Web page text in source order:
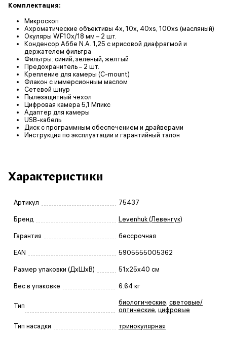
Комплектация:
Микроскоп
Ахроматические объективы 4х, 10х, 40xs, 100хs (масляный)
Окуляры WF10x/18 мм – 2 шт.
Конденсор Аббе N.A. 1,25 с ирисовой диафрагмой и
держателем фильтра
Фильтры: синий, зеленый, желтый
Предохранитель – 2 шт.
Крепление для камеры (C-mount)
Флакон с иммерсионным маслом
Сетевой шнур
Пылезащитный чехол
Цифровая камера 5,1 Мпикс
Адаптер для камеры
USB-кабель
Диск с программным обеспечением и драйверами
Инструкция по эксплуатации и гарантийный талон
Характеристики
Артикул 75437
Бренд Levenhuk (Левенгук)
Гарантия бессрочная
EAN 5905555005362
Размер упаковки (ДxШxВ) 51x25x40 см
Вес в упаковке 6.64 кг
Тип биологические, световые/
оптические, цифровые
Тип насадки тринокулярная